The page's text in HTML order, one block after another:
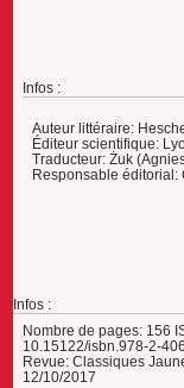
Infos :
Auteur littéraire:
Éditeur scientifique:
Traducteur: Żuk
Responsable
Infos :
Nombre de pages: 156
10.15122/isbn.978-2-
Revue: Classiques
12/10/2017